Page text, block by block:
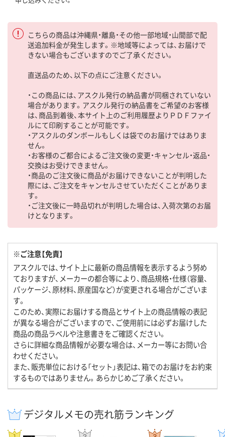
こちらの商品は沖縄県・離島・その他一部地域・山間部で配
送追加料金が発生します。※地域等によっては、お届けで
きない場合もございますのでご了承ください。
直送品のため、以下の点にご注意ください。
・この商品には、アスクル発行の納品書が同梱されていない
場合があります。アスクル発行の納品書をご希望のお客様
は、商品到着後、本サイト上のご利用履歴よりＰＤＦファイ
ルにて印刷することが可能です。
・アスクルのダンボールもしくは袋でのお届けではありま
せん。
・お客様のご都合によるご注文後の変更・キャンセル・返品・
交換はお受けできません。
・商品のご注文後に商品がお届けできないことが判明した
際には、ご注文をキャンセルさせていただくことがありま
す。
・ご注文後に一時品切れが判明した場合は、入荷次第のお届
けとなります。
※ご注意【免責】
アスクルでは、サイト上に最新の商品情報を表示するよう努め
ておりますが、メーカーの都合等により、商品規格・仕様（容量、
パッケージ、原材料、原産国など）が変更される場合がございま
す。
このため、実際にお届けする商品とサイト上の商品情報の表記
が異なる場合がございますので、ご使用前には必ずお届けした
商品の商品ラベルや注意書きをご確認ください。
さらに詳細な商品情報が必要な場合は、メーカー等にお問い合
わせください。
また、販売単位における「セット」表記は、箱でのお届けをお約束
するものではありません。あらかじめご了承ください。
デジタルメモの売れ筋ランキング